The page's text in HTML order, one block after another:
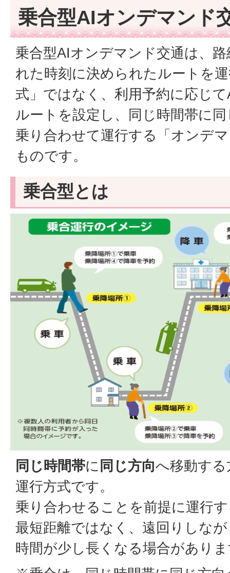
乗合型AIオンデマンド
乗合型AIオンデマンド交通は、
れた時刻に決められたルートを
式」ではなく、利用予約に応じ
ルートを設定し、同じ時間帯に
乗り合わせて運行する「オンデ
ものです。
乗合型とは
同じ時間帯に 同じ方向へ移動する
運行方式です。
乗り合わせることを前提に運行
最短距離ではなく、遠回りしな
時間が少し長くなる場合があり